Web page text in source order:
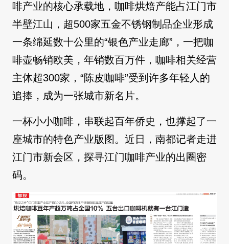
啡产业的核心承载地，咖啡烘焙产能占江门市
半壁江山，超500家五金不锈钢制品企业形成
一条绵延数十公里的“银色产业走廊”，一把咖
啡壶畅销欧美，年销数百万件，咖啡相关经营
主体超300家，“陈皮咖啡”受到许多年轻人的
追捧，成为一张城市新名片。
一杯小小咖啡，串联起百年侨史，也撑起了一
座城市的特色产业版图。近日，南都记者走进
江门市新会区，探寻江门咖啡产业的出圈密
码。